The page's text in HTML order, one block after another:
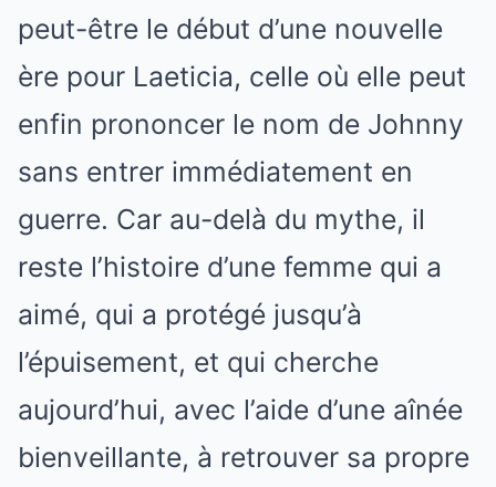
peut-être le début d’une nouvelle
ère pour Laeticia, celle où elle peut
enfin prononcer le nom de Johnny
sans entrer immédiatement en
guerre. Car au-delà du mythe, il
reste l’histoire d’une femme qui a
aimé, qui a protégé jusqu’à
l’épuisement, et qui cherche
aujourd’hui, avec l’aide d’une aînée
bienveillante, à retrouver sa propre